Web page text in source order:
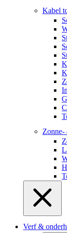
Kabel
Zonne-
Verf &